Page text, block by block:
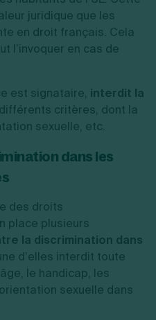
juridique que les
en droit français. Cela
l’invoquer en cas de
est signataire, interdit la
critères, dont la
sexuelle, etc.
dans les
des droits
place plusieurs
la discrimination dans
d’elles interdit toute
le handicap, les
sexuelle dans